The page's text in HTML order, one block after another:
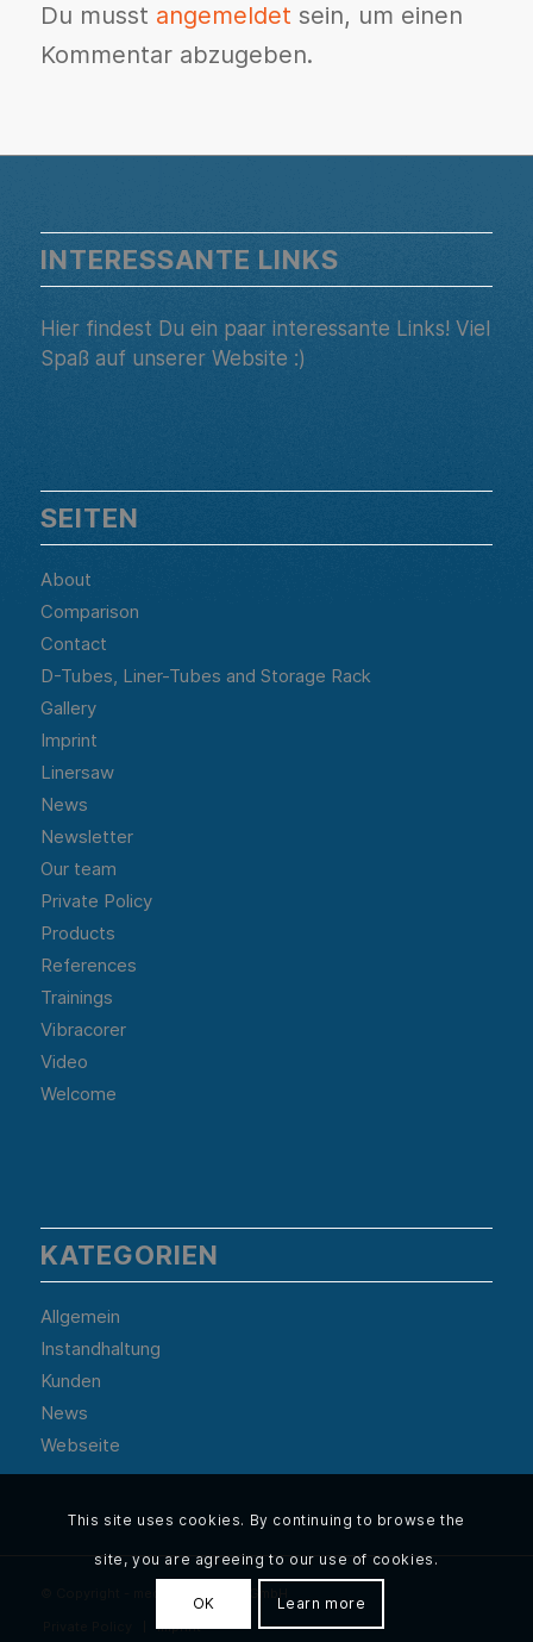
Du musst angemeldet sein, um einen
Kommentar abzugeben.
INTERESSANTE LINKS
Hier findest Du ein paar interessante Links! Viel
Spaß auf unserer Website :)
SEITEN
About
Comparison
Contact
D-Tubes, Liner-Tubes and Storage Rack
Gallery
Imprint
Linersaw
News
Newsletter
Our team
Private Policy
Products
References
Trainings
Vibracorer
Video
Welcome
KATEGORIEN
Allgemein
Instandhaltung
Kunden
News
Webseite
Imprint
This site uses cookies. By continuing to browse the
site, you are agreeing to our use of cookies.
OK Learn more